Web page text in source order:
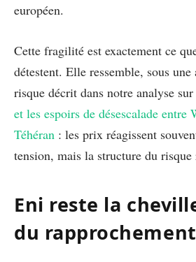
européen.
Cette fragilité est exactement ce
détestent. Elle ressemble, sous
risque décrit dans notre analyse sur
et les espoirs de désescalade entre
Téhéran : les prix réagissent
tension, mais la structure du risque
Eni reste la
du rapprochement